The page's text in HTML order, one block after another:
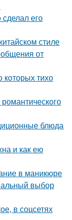
его
стиле
от
которых тихо
блюда
и как ею
в маникюре
выбор
в соцсетях